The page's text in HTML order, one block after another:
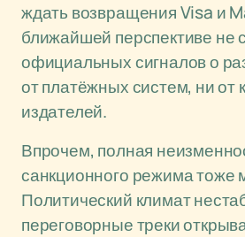
ждать возвращения Visa и
ближайшей перспективе не
официальных сигналов о
от платёжных систем, ни от
издателей.
Впрочем, полная
санкционного режима тоже
Политический климат
переговорные треки